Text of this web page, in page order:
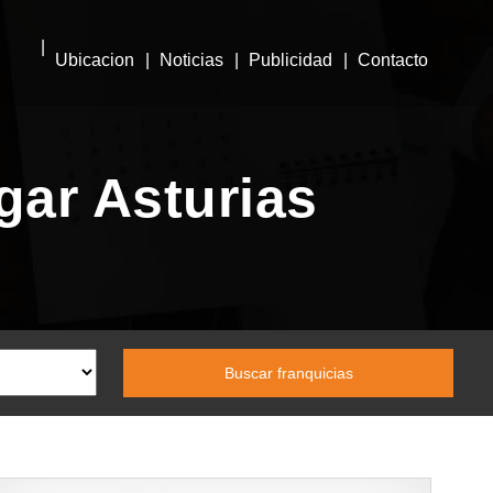
Ubicacion Noticias Publicidad Contacto
Asturias